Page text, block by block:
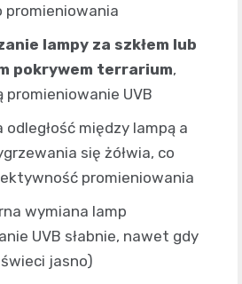
promieniowania
lampy za szkłem lub
pokrywem terrarium,
promieniowanie UVB
odległość między lampą a
się żółwia, co
promieniowania
wymiana lamp
UVB słabnie, nawet gdy
jasno)